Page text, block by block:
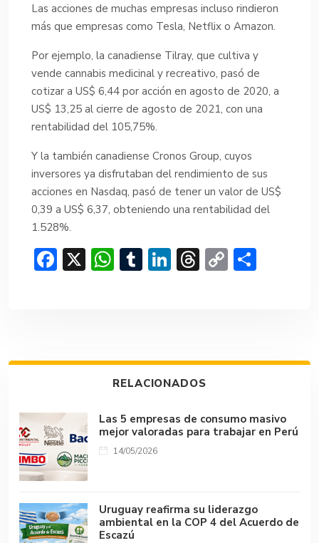
Las acciones de muchas empresas incluso rindieron
más que empresas como Tesla, Netflix o Amazon.
Por ejemplo, la canadiense Tilray, que cultiva y
vende cannabis medicinal y recreativo, pasó de
cotizar a US$ 6,44 por acción en agosto de 2020, a
US$ 13,25 al cierre de agosto de 2021, con una
rentabilidad del 105,75%.
Y la también canadiense Cronos Group, cuyos
inversores ya disfrutaban del rendimiento de sus
acciones en Nasdaq, pasó de tener un valor de US$
0,39 a US$ 6,37, obteniendo una rentabilidad del
1.528%.
F
ok
X W
p
p
T Li T
s
C
n tir
RELACIONADOS
Las 5 empresas de consumo masivo
mejor valoradas para trabajar en Perú
14/05/2026
Uruguay reafirma su liderazgo
ambiental en la COP 4 del Acuerdo de
Escazú